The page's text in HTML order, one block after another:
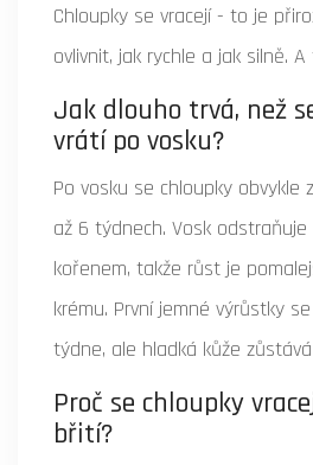
Chloupky se vracejí - to je
ovlivnit, jak rychle a jak silně.
Jak dlouho trvá, než
vrátí po vosku?
Po vosku se chloupky obvykle
až 6 týdnech. Vosk
kořenem, takže růst je
krému. První jemné výrůstky
týdne, ale hladká kůže
Proč se chloupky
břití?